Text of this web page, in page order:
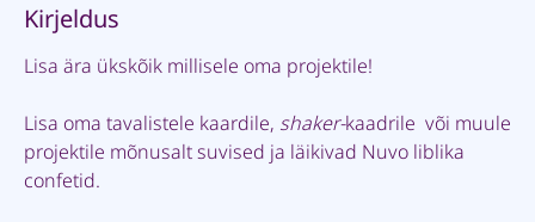
Kirjeldus
Lisa ära ükskõik millisele oma projektile!
Lisa oma tavalistele kaardile, shaker-kaadrile või muule
projektile mõnusalt suvised ja läikivad Nuvo liblika
confetid.